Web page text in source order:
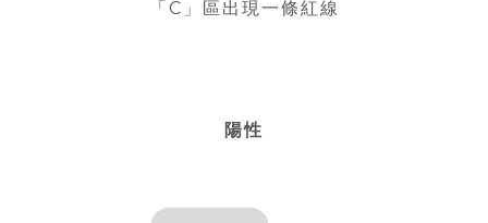
「C」區出現一條紅線
陽性